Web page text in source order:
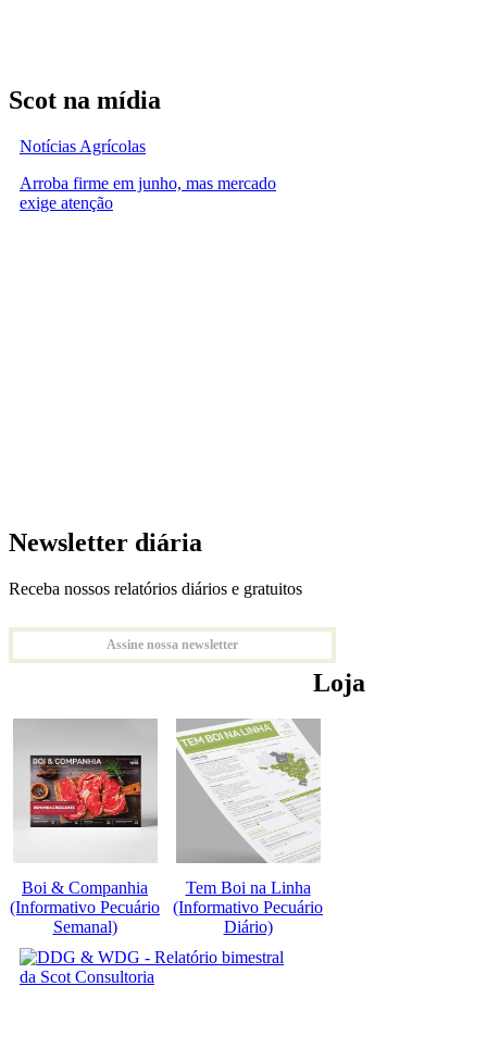
Scot na mídia
Notícias Agrícolas
Arroba firme em junho, mas mercado
exige atenção
Newsletter diária
Receba nossos relatórios diários e gratuitos
Assine nossa newsletter
Loja
Boi & Companhia
(Informativo Pecuário
Semanal)
Tem Boi na Linha
(Informativo Pecuário
Diário)